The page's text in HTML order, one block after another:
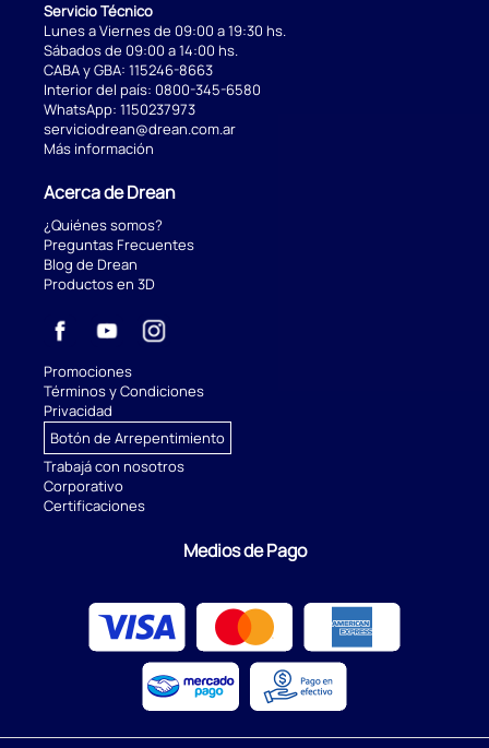
Servicio Técnico
Lunes a Viernes de 09:00 a 19:30 hs.
Sábados de 09:00 a 14:00 hs.
CABA y GBA: 115246-8663
Interior del país: 0800-345-6580
WhatsApp: 1150237973
serviciodrean@drean.com.ar
Más información
Acerca de Drean
¿Quiénes somos?
Preguntas Frecuentes
Blog de Drean
Productos en 3D
Promociones
Términos y Condiciones
Privacidad
Botón de Arrepentimiento
Trabajá con nosotros
Corporativo
Certificaciones
Medios de Pago